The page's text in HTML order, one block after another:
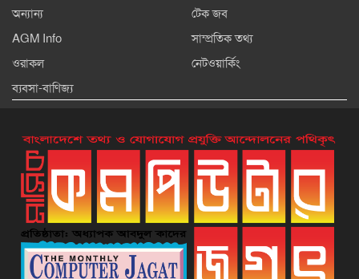
অন্যান্য
টেক জব
AGM Info
সাম্প্রতিক তথ্য
ওরাকল
নেটওয়ার্কিং
ব্যবসা-বাণিজ্য